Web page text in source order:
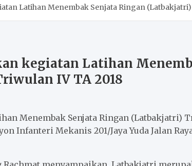
Latihan Menembak Senjata Ringan
kegiatan Latihan
IV TA 2018
Menembak Senjata Ringan (Latbakjatri)
Infanteri Mekanis 201/Jaya Yuda Jalan